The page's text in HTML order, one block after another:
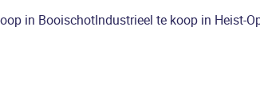
in BooischotIndustrieel te koop in Heist-